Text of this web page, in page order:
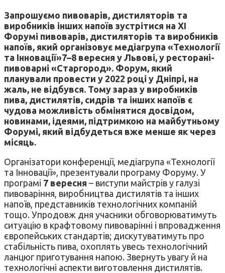
Запрошуємо пивоварів, дистиляторів та
виробників інших напоїв зустрітися на XI
Форумі пивоварів, дистиляторів та виробників
напоїв, який організовує медіагрупа «Технології
та Інновації»7–8 вересня у Львові, у ресторані-
пивоварні «Старгород». Форум, який
планували провести у 2022 році у Дніпрі, на
жаль, не відбувся. Тому зараз у виробників
пива, дистилятів, сидрів та інших напоїв є
чудова можливість обмінятися досвідом,
новинами, ідеями, підтримкою на майбутньому
Форумі, який відбудеться вже менше як через
місяць.
Організатори конференції, медіагрупа «Технології
та Інновації», презентували програму Форуму. У
програмі 7 вересня – виступи майстрів у галузі
пивоваріння, виробництва дистилятів та інших
напоїв, представників технологічних компаній
тощо. Упродовж дня учасники обговорюватимуть
ситуацію в крафтовому пивоварінні і впровадження
європейських стандартів; дискутуватимуть про
стабільність пива, охоплять увесь технологічний
ланцюг приготування напою. Звернуть увагу й на
технологічні аспекти виготовлення дистилятів.